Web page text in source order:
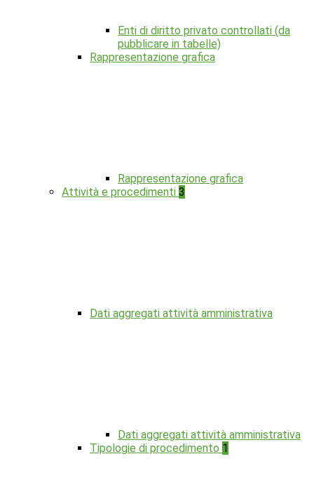
Enti di diritto privato controllati (da
pubblicare in tabelle)
Rappresentazione grafica
Rappresentazione grafica
Attività e procedimenti 3
Dati aggregati attività amministrativa
Dati aggregati attività amministrativa
Tipologie di procedimento 1